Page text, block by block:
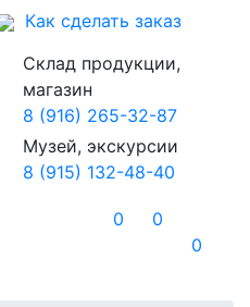
Как сделать заказ
Склад продукции,
магазин
8 (916) 265-32-87
Музей, экскурсии
8 (915) 132-48-40
0
0
0